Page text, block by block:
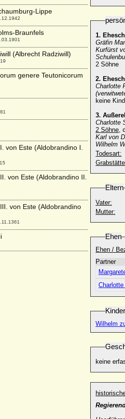
1.
Gräfin
Kurfürst
2 Söhne
2.
Charlotte
keine
3.
Charlotte
2 Söhne,
Karl von
Wilhelm
Todesart:
Eltern
Vater:
Mutter:
Ehen
Ehen /
Partner
Kinder
Wilhelm
keine
Lippe
Braunfels
(Albrecht Radziwill)
genere Teutonicorum
von Este (Aldobrandino I.
von Este (Aldobrandino II.
von Este (Aldobrandino